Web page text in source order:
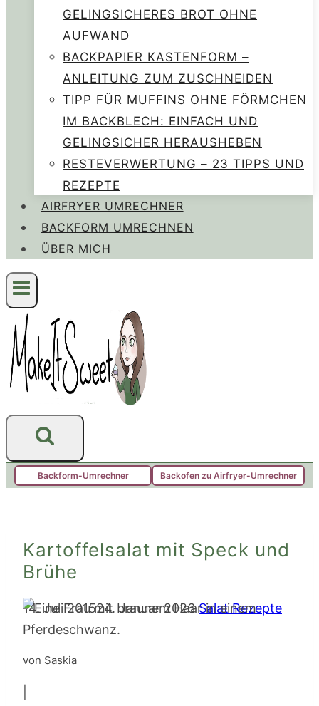
GELINGSICHERES BROT OHNE
AUFWAND
BACKPAPIER KASTENFORM –
ANLEITUNG ZUM ZUSCHNEIDEN
TIPP FÜR MUFFINS OHNE FÖRMCHEN
IM BACKBLECH: EINFACH UND
GELINGSICHER HERAUSHEBEN
RESTEVERWERTUNG – 23 TIPPS UND
REZEPTE
AIRFRYER UMRECHNER
BACKFORM UMRECHNEN
ÜBER MICH
Backform-Umrechner Backofen zu Airfryer-Umrechner
Kartoffelsalat mit Speck und
Brühe
14. Juli 201524. Januar 2026 Salat Rezepte
von Saskia